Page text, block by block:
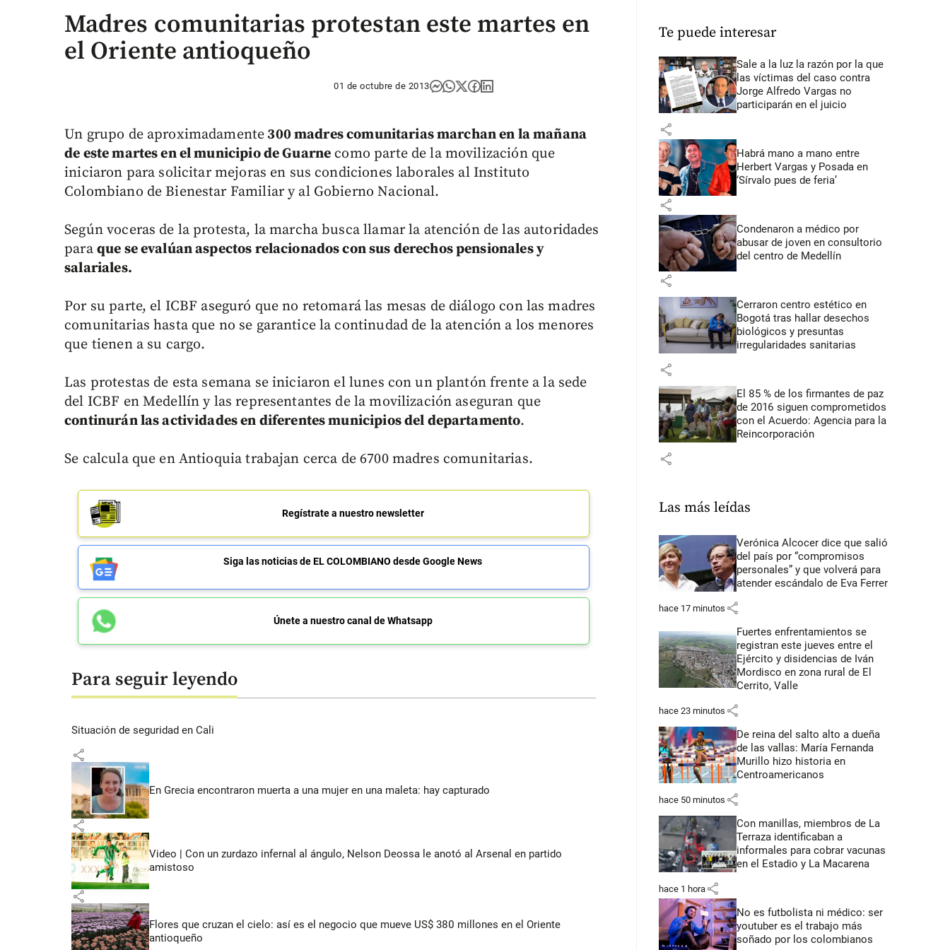
Madres comunitarias protestan este martes en
el Oriente antioqueño
01 de octubre de 2013
Un grupo de aproximadamente 300 madres comunitarias marchan en la mañana
de este martes en el municipio de Guarne como parte de la movilización que
iniciaron para solicitar mejoras en sus condiciones laborales al Instituto
Colombiano de Bienestar Familiar y al Gobierno Nacional.
Según voceras de la protesta, la marcha busca llamar la atención de las autoridades
para que se evalúan aspectos relacionados con sus derechos pensionales y
salariales.
Por su parte, el ICBF aseguró que no retomará las mesas de diálogo con las madres
comunitarias hasta que no se garantice la continudad de la atención a los menores
que tienen a su cargo.
Las protestas de esta semana se iniciaron el lunes con un plantón frente a la sede
del ICBF en Medellín y las representantes de la movilización aseguran que
continurán las actividades en diferentes municipios del departamento.
Se calcula que en Antioquia trabajan cerca de 6700 madres comunitarias.
Regístrate a nuestro newsletter
Siga las noticias de EL COLOMBIANO desde Google News
Únete a nuestro canal de Whatsapp
Para seguir leyendo
Situación de seguridad en Cali
share
En Grecia encontraron muerta a una mujer en una maleta: hay capturado
share
Video | Con un zurdazo infernal al ángulo, Nelson Deossa le anotó al Arsenal en partido
amistoso
share
Flores que cruzan el cielo: así es el negocio que mueve US$ 380 millones en el Oriente
antioqueño
Te puede interesar
Sale a la luz la razón por la que
las víctimas del caso contra
Jorge Alfredo Vargas no
participarán en el juicio
share
Habrá mano a mano entre
Herbert Vargas y Posada en
‘Sírvalo pues de feria’
share
Condenaron a médico por
abusar de joven en consultorio
del centro de Medellín
share
Cerraron centro estético en
Bogotá tras hallar desechos
biológicos y presuntas
irregularidades sanitarias
share
El 85 % de los firmantes de paz
de 2016 siguen comprometidos
con el Acuerdo: Agencia para la
Reincorporación
share
Las más leídas
Verónica Alcocer dice que salió
del país por “compromisos
personales” y que volverá para
atender escándalo de Eva Ferrer
hace 17 minutos share
Fuertes enfrentamientos se
registran este jueves entre el
Ejército y disidencias de Iván
Mordisco en zona rural de El
Cerrito, Valle
hace 23 minutos share
De reina del salto alto a dueña
de las vallas: María Fernanda
Murillo hizo historia en
Centroamericanos
hace 50 minutos share
Con manillas, miembros de La
Terraza identificaban a
informales para cobrar vacunas
en el Estadio y La Macarena
hace 1 hora share
No es futbolista ni médico: ser
youtuber es el trabajo más
soñado por los colombianos